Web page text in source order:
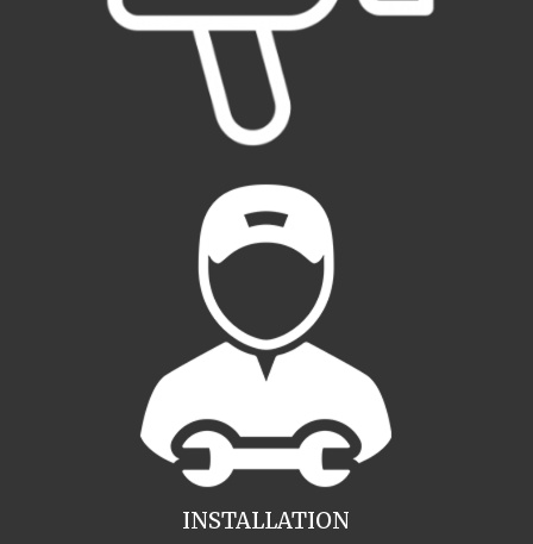
INSTALLATION